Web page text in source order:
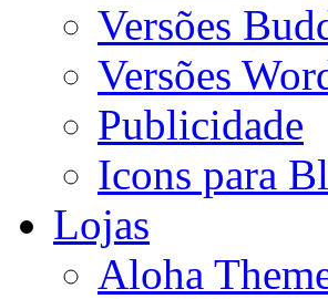
Versões
Versões
Publicidade
Icons para
Lojas
Aloha